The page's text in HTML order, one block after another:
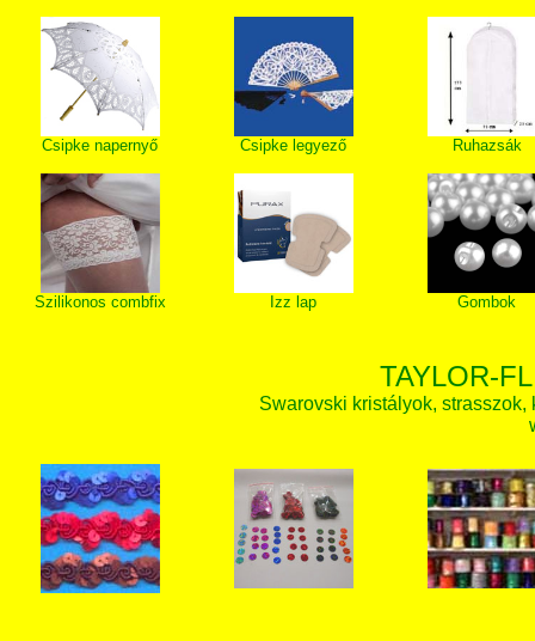
Csipke napernyő Csipke legyező Ruhazsák
Szilikonos combfix Izz lap Gombok
TAYLOR-
Swarovski kristályok,